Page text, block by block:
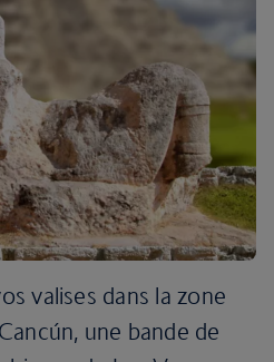
valises dans la zone
une bande de